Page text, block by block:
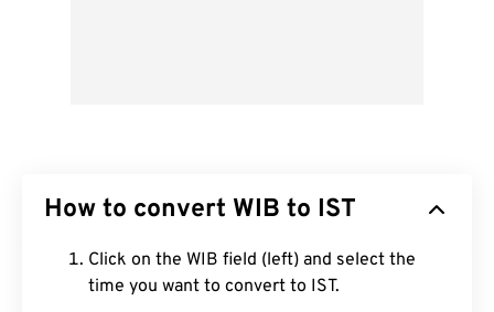
How to convert WIB to IST
Click on the WIB field (left) and select the
time you want to convert to IST.